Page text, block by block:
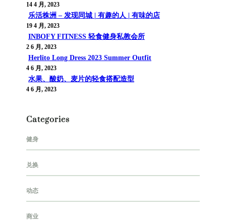
14 4 月, 2023
乐活株洲 – 发现同城 | 有趣的人 | 有味的店
19 4 月, 2023
INBOFY FITNESS 轻食健身私教会所
2 6 月, 2023
Herlito Long Dress 2023 Summer Outfit
4 6 月, 2023
水果、酸奶、麦片的轻食搭配造型
4 6 月, 2023
Categories
健身
兑换
动态
商业